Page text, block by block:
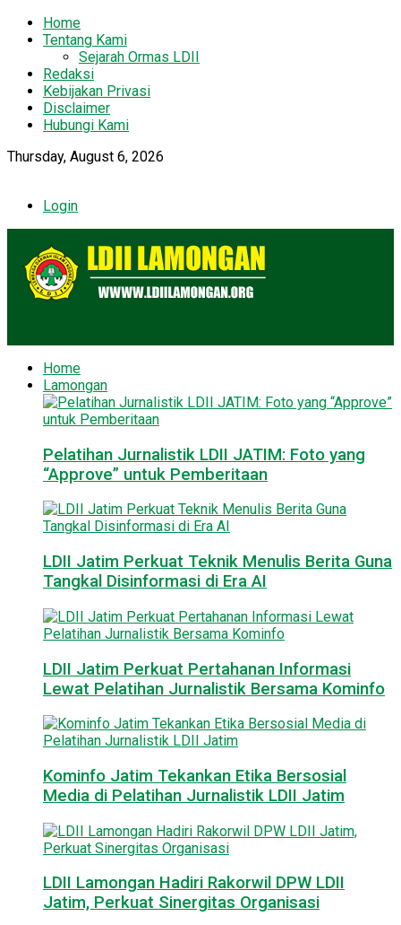
Home
Tentang Kami
Sejarah Ormas LDII
Redaksi
Kebijakan Privasi
Disclaimer
Hubungi Kami
Thursday, August 6, 2026
Login
Home
Lamongan
Pelatihan Jurnalistik LDII JATIM: Foto yang
“Approve” untuk Pemberitaan
LDII Jatim Perkuat Teknik Menulis Berita Guna
Tangkal Disinformasi di Era AI
LDII Jatim Perkuat Pertahanan Informasi
Lewat Pelatihan Jurnalistik Bersama Kominfo
Kominfo Jatim Tekankan Etika Bersosial
Media di Pelatihan Jurnalistik LDII Jatim
LDII Lamongan Hadiri Rakorwil DPW LDII
Jatim, Perkuat Sinergitas Organisasi